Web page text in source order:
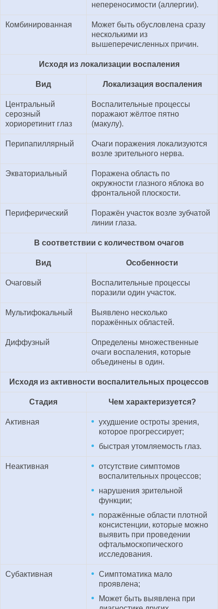
непереносимости (аллергии).
Комбинированная
Может быть обусловлена сразу
несколькими из
вышеперечисленных причин.
Исходя из локализации воспаления
Вид Локализация воспаления
Центральный
серозный
хориоретинит глаз
Воспалительные процессы
поражают жёлтое пятно
(макулу).
Перипапиллярный
Очаги поражения локализуются
возле зрительного нерва.
Экваториальный
Поражена область по
окружности глазного яблока во
фронтальной плоскости.
Периферический
Поражён участок возле зубчатой
линии глаза.
В соответствии с количеством очагов
Вид Особенности
Очаговый
Воспалительные процессы
поразили один участок.
Мультифокальный
Выявлено несколько
поражённых областей.
Диффузный
Определены множественные
очаги воспаления, которые
объединены в один.
Исходя из активности воспалительных процессов
Стадия Чем характеризуется?
Активная
ухудшение остроты зрения,
которое прогрессирует;
быстрая утомляемость глаз.
Неактивная
отсутствие симптомов
воспалительных процессов;
нарушения зрительной
функции;
поражённые области плотной
консистенции, которые можно
выявить при проведении
офтальмоскопического
исследования.
Субактивная
Симптоматика мало
проявлена;
Может быть выявлена при